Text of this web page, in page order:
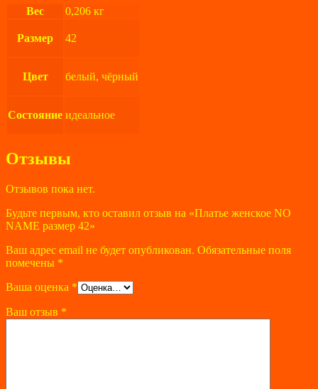
Вес 0,206 кг
Размер 42
Цвет белый, чёрный
Состояние идеальное
Отзывы
Отзывов пока нет.
Будьте первым, кто оставил отзыв на «Платье женское NO
NAME размер 42»
Ваш адрес email не будет опубликован. Обязательные поля
помечены *
Ваша оценка *
Ваш отзыв *